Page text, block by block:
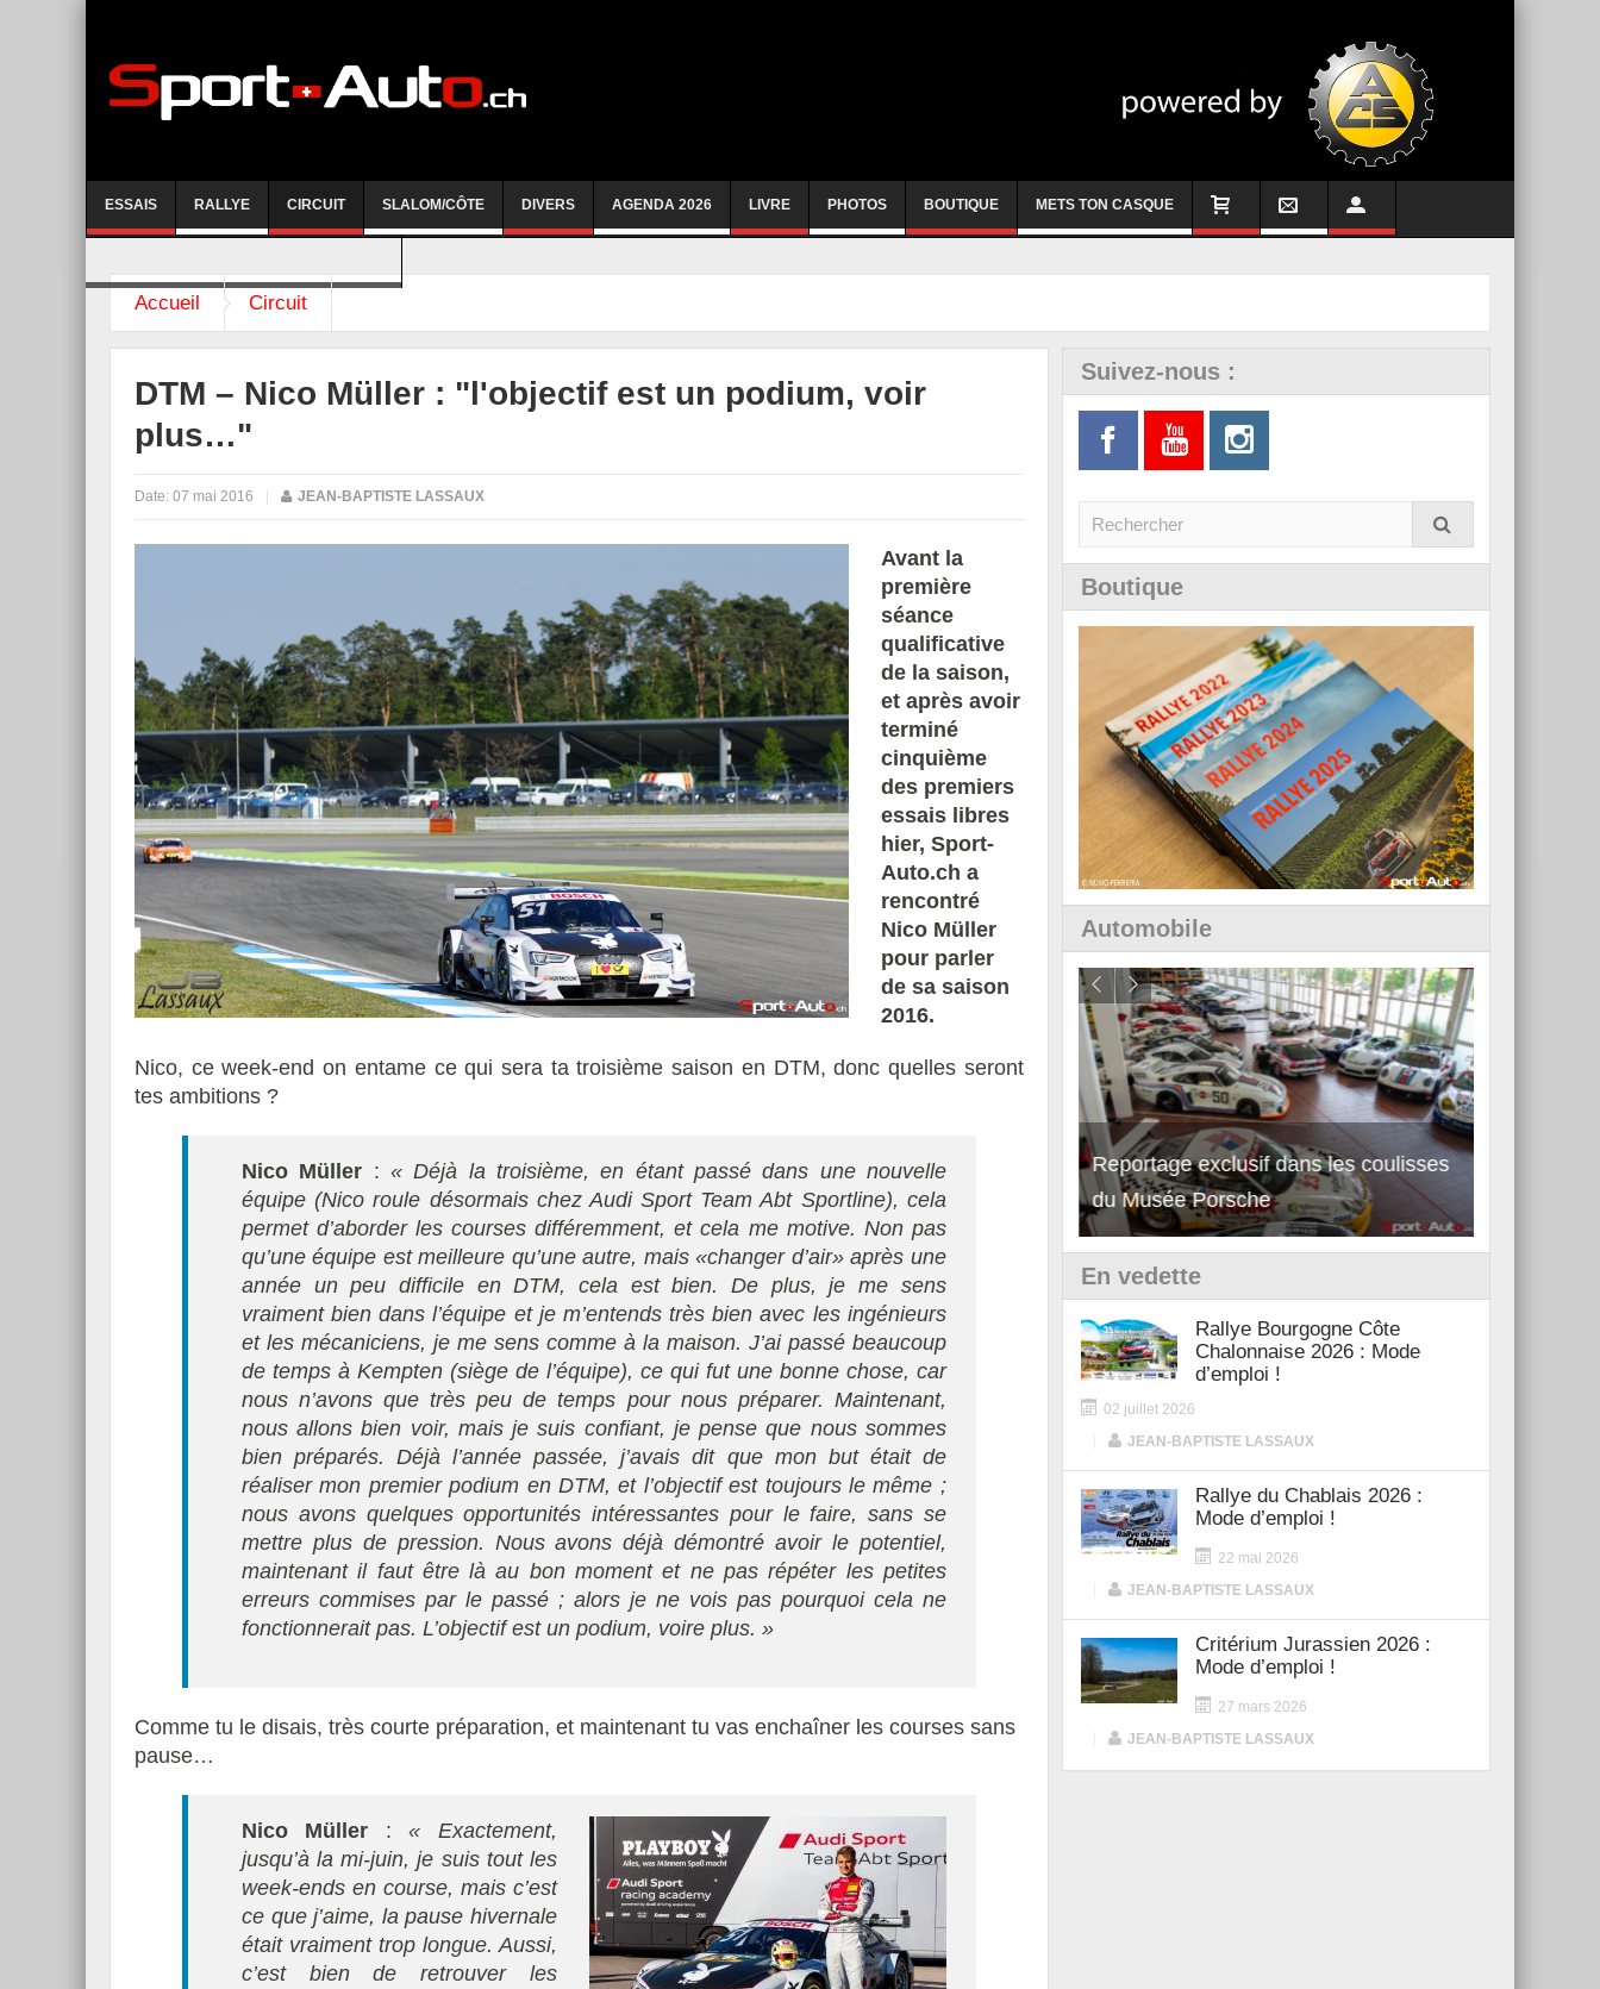
ESSAIS RALLYE CIRCUIT SLALOM/CÔTE DIVERS AGENDA 2026 LIVRE PHOTOS BOUTIQUE METS TON CASQUE
Accueil Circuit
DTM – Nico Müller : "l'objectif est un podium, voir
plus…"
Date: 07 mai 2016 JEAN-BAPTISTE LASSAUX
Avant la
première
séance
qualificative
de la saison,‭
‬et après avoir
terminé
cinquième
des premiers
essais libres
hier,‭ ‬Sport-
Auto.ch a
rencontré
Nico Müller
pour parler
de sa saison‭
‬2016.
Nico,‭ ‬ce week-end on entame ce qui sera ta troisième saison en DTM,‭ ‬donc quelles seront
tes ambitions ‭?
Nico Müller : « Déjà la troisième, en étant passé dans une nouvelle
équipe (Nico roule désormais chez Audi Sport Team Abt Sportline), cela
permet d’aborder les courses différemment, et cela me motive. Non pas
qu’une équipe est meilleure qu’une autre, mais «changer d’air» après une
année un peu difficile en DTM, cela est bien. De plus, je me sens
vraiment bien dans l’équipe et je m’entends très bien avec les ingénieurs
et les mécaniciens, je me sens comme à la maison. J’ai passé beaucoup
de temps à Kempten (siège de l’équipe), ce qui fut une bonne chose, car
nous n’avons que très peu de temps pour nous préparer. Maintenant,
nous allons bien voir, mais je suis confiant, je pense que nous sommes
bien préparés. Déjà l’année passée, j’avais dit que mon but était de
réaliser mon premier podium en DTM, et l’objectif est toujours le même ;
nous avons quelques opportunités intéressantes pour le faire, sans se
mettre plus de pression. Nous avons déjà démontré avoir le potentiel,
maintenant il faut être là au bon moment et ne pas répéter les petites
erreurs commises par le passé ; alors je ne vois pas pourquoi cela ne
fonctionnerait pas. L’objectif est un podium, voire plus. »
‭Comme tu le disais, très courte préparation, et maintenant tu vas enchaîner les courses sans
pause…
Nico Müller :« Exactement,
jusqu’à la mi-juin, je suis tout les
week-ends en course, mais c’est
ce que j’aime, la pause hivernale
était vraiment trop longue. Aussi,
c’est bien de retrouver les
Suivez-nous :
Boutique
Automobile
Essai – Morgan Supersport
Reportage exclusif dans les coulisses
du Musée Porsche
Découverte de la nouvelle Ferrari
12Cilindri Manuale
En vedette
Rallye Bourgogne Côte
Chalonnaise 2026 : Mode
d’emploi !
02 juillet 2026
JEAN-BAPTISTE LASSAUX
Rallye du Chablais 2026 :
Mode d’emploi !
22 mai 2026
JEAN-BAPTISTE LASSAUX
Critérium Jurassien 2026 :
Mode d’emploi !
27 mars 2026
JEAN-BAPTISTE LASSAUX